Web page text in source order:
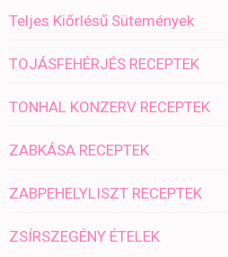
Teljes Kiőrlésű Sütemények
TOJÁSFEHÉRJÉS RECEPTEK
TONHAL KONZERV RECEPTEK
ZABKÁSA RECEPTEK
ZABPEHELYLISZT RECEPTEK
ZSÍRSZEGÉNY ÉTELEK